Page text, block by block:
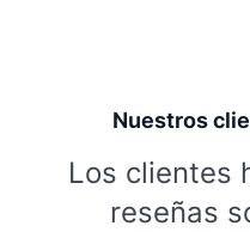
Nuestros
Los clientes
reseñas